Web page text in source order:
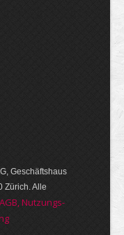
Geschäftshaus
Zürich. Alle
AGB, Nut­zungs­